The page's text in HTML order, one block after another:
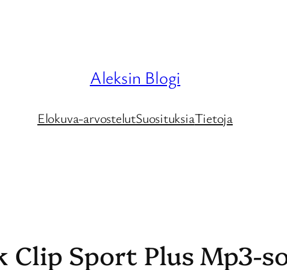
Aleksin Blogi
Elokuva-arvostelutSuosituksiaTietoja
Clip Sport Plus Mp3-